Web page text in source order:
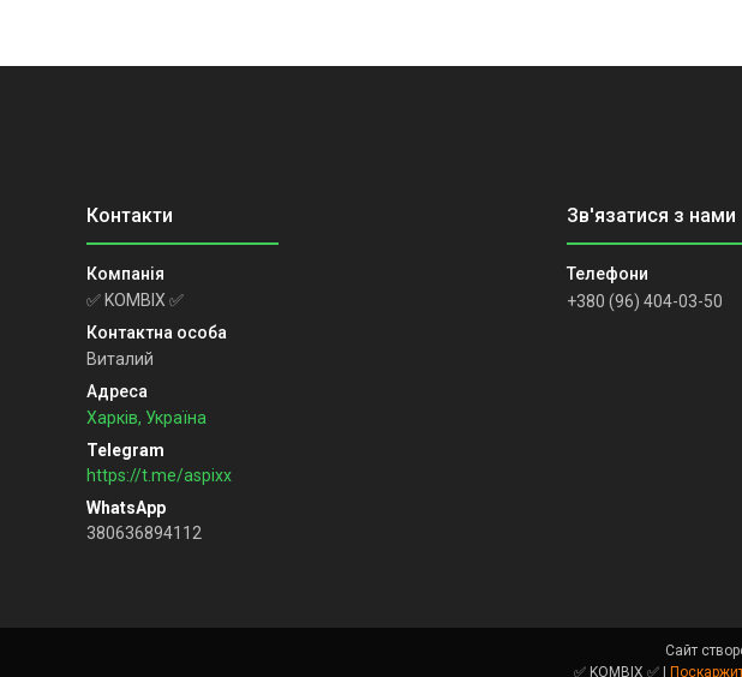
✅ KOMBIX ✅
Виталий
Харків, Україна
https://t.me/aspixx
380636894112
+380 (96) 404-03-50
Сайт